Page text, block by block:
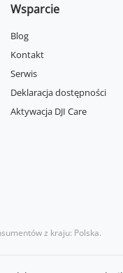
Wsparcie
Blog
Kontakt
Serwis
Deklaracja dostępności
Aktywacja DJI Care
z kraju: Polska.